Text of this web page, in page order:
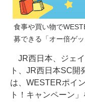
食事や買い物で
募できる「オー倍ゲ
JR西日本、ジェイ
ト、JR西日本SC開
は、WESTERポイ
ト！キャンペーン